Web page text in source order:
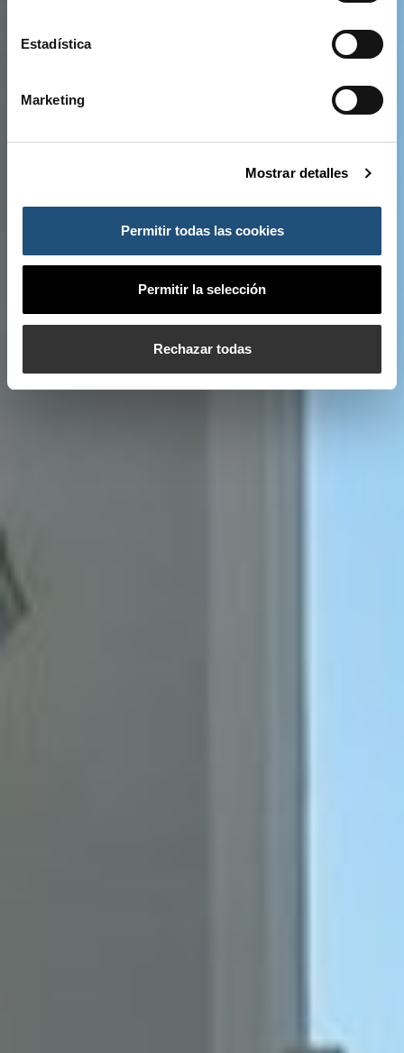
Estadística
Marketing
Mostrar detalles
Permitir todas las cookies
Permitir la selección
Rechazar todas